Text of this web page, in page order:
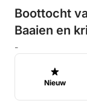
Boottocht
Baaien en
-
Nieuw